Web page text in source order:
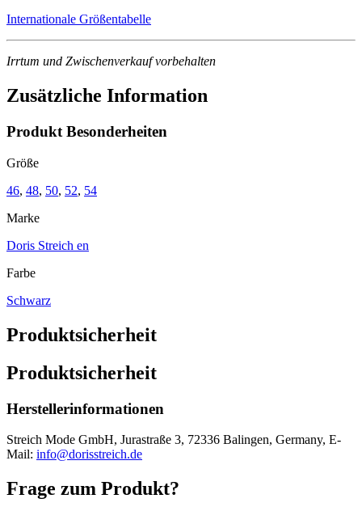
Internationale Größentabelle
Irrtum und Zwischenverkauf vorbehalten
Zusätzliche Information
Produkt Besonderheiten
Größe
46, 48, 50, 52, 54
Marke
Doris Streich en
Farbe
Schwarz
Produktsicherheit
Produktsicherheit
Herstellerinformationen
Streich Mode GmbH, Jurastraße 3, 72336 Balingen, Germany, E-
Mail: info@dorisstreich.de
Frage zum Produkt?